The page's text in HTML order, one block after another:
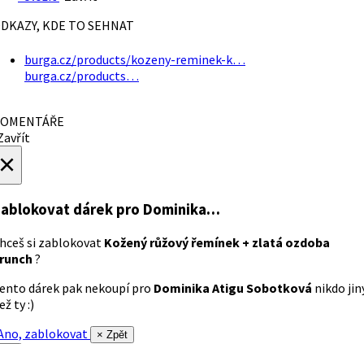
KDE TO SEHNAT
burga.cz/products/kozeny-reminek-k…
burga.cz/products…
dárek pro Dominika…
si zablokovat Kožený růžový řemínek + zlatá ozdoba
?
dárek pak nekoupí pro Dominika Atigu Sobotková nikdo
ty :)
zablokovat
× Zpět